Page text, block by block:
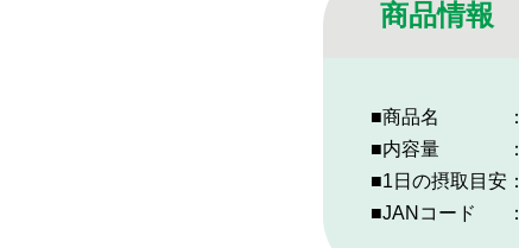
商品情報
■商品名
■内容量
■1日の摂取目安
■JANコード